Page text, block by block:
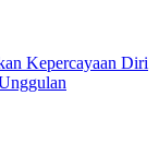
Kepercayaan Diri